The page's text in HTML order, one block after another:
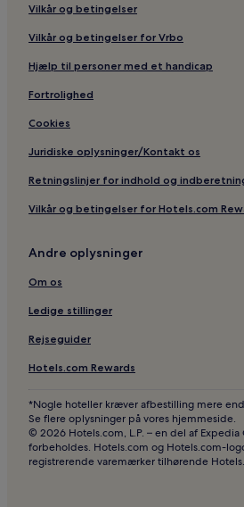
Vilkår og betingelser
Vilkår og betingelser for Vrbo
Hjælp til personer med et handicap
Fortrolighed
Cookies
Juridiske oplysninger/Kontakt os
Retningslinjer for indhold og
Vilkår og betingelser for Hotels.com
Andre oplysninger
Om os
Ledige stillinger
Rejseguider
Hotels.com Rewards
*Nogle hoteller kræver afbestilling mere
Se flere oplysninger på vores hjemmeside.
© 2026 Hotels.com, L.P. – en del af
forbeholdes. Hotels.com og Hotels.com-
registrerende varemærker tilhørende